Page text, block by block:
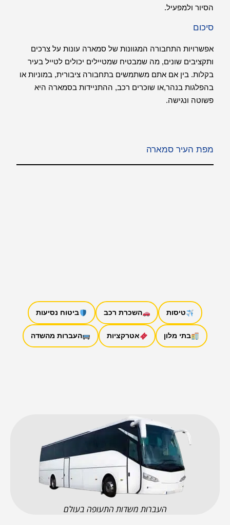
הסיור ולמפעיל.
סיכום
אפשרויות התחבורה המגוונות של סמארה עונות על צרכים
ותקציבים שונים, מה שמבטיח שמטיילים יכולים לטייל בעיר
בקלות. בין אם אתם משתמשים בתחבורה ציבורית, במוניות או
בהפלגות בנהר,או שוכרים רכב, ההתניידות בסמארה היא
פשוטה ונגישה.
מפת העיר סמארה
טיסות השכרת רכב ביטוח נסיעות
בתי מלון אטרקציות העברות מהשדה
העברות משדות התעופה בעולם